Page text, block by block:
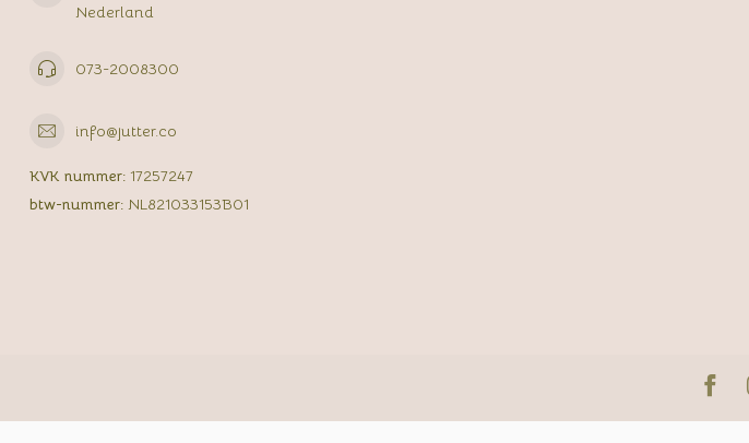
Nederland
073-2008300
info@jutter.co
KVK nummer: 17257247
btw-nummer: NL821033153B01